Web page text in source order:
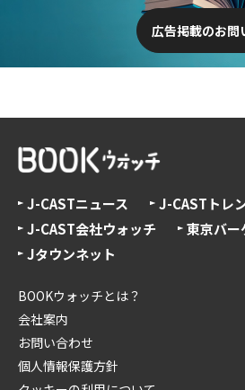
広告掲載のお問
J-CASTニュース
J-CASTトレ
J-CAST会社ウォッチ
東京バー
Jタウンネット
BOOKウォッチとは？
会社案内
お問い合わせ
個人情報保護方針